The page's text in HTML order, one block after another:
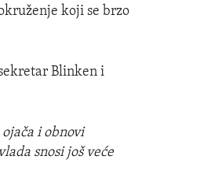
koji se brzo
Blinken i
i obnovi
snosi još veće